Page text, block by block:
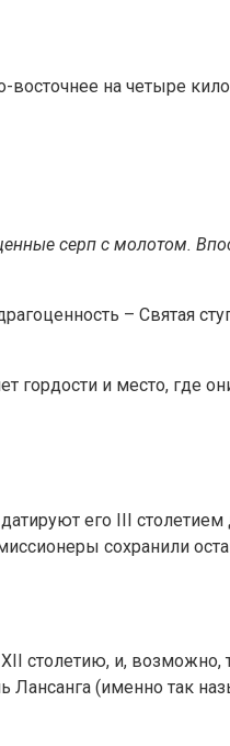
на четыре
серп с молотом.
– Святая
гордости и место, где
его III
сохранили
столетию, и,
(именно так